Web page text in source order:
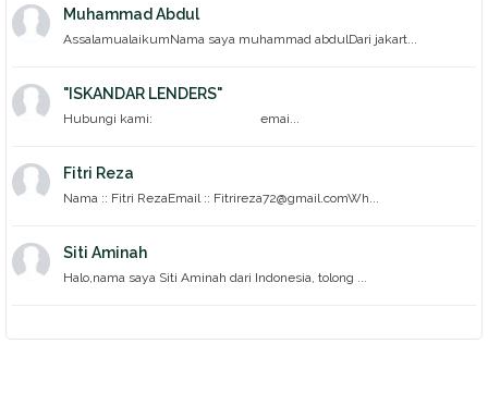
Muhammad Abdul
AssalamualaikumNama saya muhammad abdulDari jakart...
"ISKANDAR LENDERS"
Hubungi kami: emai...
Fitri Reza
Nama :: Fitri RezaEmail :: Fitrireza72@gmail.comWh...
Siti Aminah
Halo,nama saya Siti Aminah dari Indonesia, tolong ...